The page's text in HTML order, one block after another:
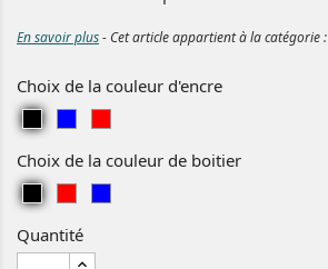
En savoir plus- Cet article appartient à la catégorie :
Choix de la couleur d'encre
i
r
e
u
u
g
e
Choix de la couleur de boitier
i
u
g
Quantité